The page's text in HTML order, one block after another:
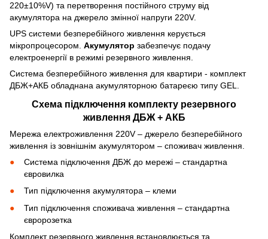
220±10%V) та перетворення постійного струму від
акумулятора на джерело змінної напруги 220V.
UPS системи безперебійного живлення керується
мікропроцесором. Акумулятор забезпечує подачу
електроенергії в режимі резервного живлення.
Система безперебійного живлення для квартири - комплект
ДБЖ+АКБ обладнана акумуляторною батареєю типу GEL.
Схема підключення комплекту резервного
живлення ДБЖ + АКБ
Мережа електроживлення 220V – джерело безперебійного
живлення із зовнішнім акумулятором – споживач живлення.
Система підключення ДБЖ до мережі – стандартна
євровилка
Тип підключення акумулятора – клеми
Тип підключення споживача живлення – стандартна
євророзетка
Комплект резервного живлення встановлюється та